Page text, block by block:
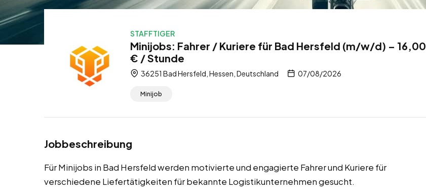
STAFFTIGER
Minijobs: Fahrer / Kuriere für Bad Hersfeld (m/w/d) – 16,00
€ / Stunde
36251 Bad Hersfeld, Hessen, Deutschland 07/08/2026
Minijob
Jobbeschreibung
Für Minijobs in Bad Hersfeld werden motivierte und engagierte Fahrer und Kuriere für
verschiedene Liefertätigkeiten für bekannte Logistikunternehmen gesucht.